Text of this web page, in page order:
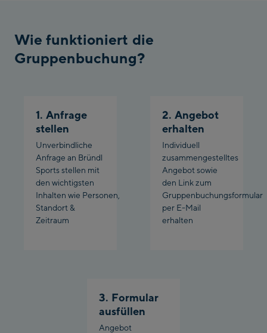
Wie funktioniert die
Gruppenbuchung?
1. Anfrage
stellen
Unverbindliche
Anfrage an Bründl
Sports stellen mit
den wichtigsten
Inhalten wie Personen,
Standort &
Zeitraum
2. Angebot
erhalten
Individuell
zusammengestelltes
Angebot sowie
den Link zum
Gruppenbuchungsformular
per E-Mail
erhalten
3. Formular
ausfüllen
Angebot